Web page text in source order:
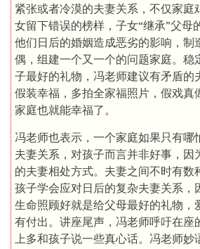
紧张或者冷漠的夫妻关系，不仅家庭
女留下错误的榜样，子女“继承”父母
他们日后的婚姻造成恶劣的影响，制
偶，组建一个又一个的问题家庭。稳
子最好的礼物，冯老师建议有矛盾的
假装幸福，多拍全家福照片，假戏真
家庭也就能幸福了。
冯老师也表示，一个家庭如果只有哪
夫妻关系，对孩子而言并非好事，因
的夫妻相处方式。夫妻之间不时有数
孩子学会应对日后的复杂夫妻关系，
生命照顾好就是给父母最好的礼物，
有付出。讲座尾声，冯老师呼吁在座
上多和孩子说一些真心话。冯老师